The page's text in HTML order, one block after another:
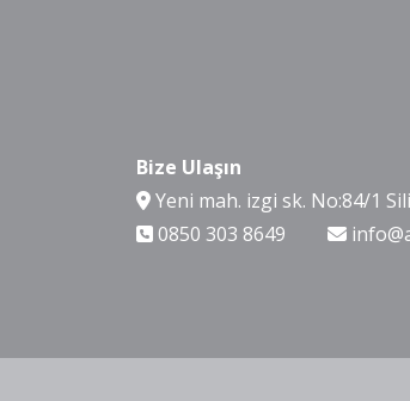
Bize Ulaşın
Yeni mah. izgi sk. No:84/1
0850 303 8649